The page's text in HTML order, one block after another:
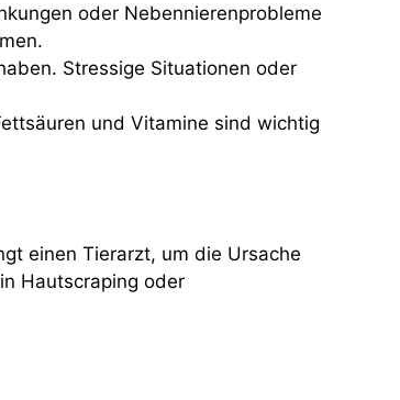
oder Nebennierenprobleme
Stressige Situationen oder
und Vitamine sind wichtig
einen Tierarzt, um die Ursache
Hautscraping oder